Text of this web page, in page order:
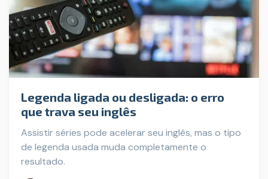
Legenda ligada ou desligada: o erro
que trava seu inglês
Assistir séries pode acelerar seu inglês, mas o tipo
de legenda usada muda completamente o
resultado.